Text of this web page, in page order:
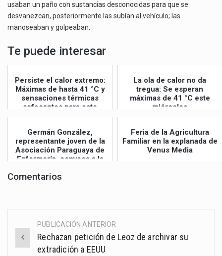
usaban un paño con sustancias desconocidas para que se
desvanezcan, posteriormente las subían al vehículo; las
manoseaban y golpeaban.
Te puede interesar
Persiste el calor extremo:
Máximas de hasta 41 °C y
sensaciones térmicas
sofocantes para este
La ola de calor no da
tregua: Se esperan
máximas de 41 °C este
miércoles
Germán González,
representante joven de la
Asociación Paraguaya de
Enfermería, convoca a la
Feria de la Agricultura
Familiar en la explanada de
Venus Media
Comentarios
Post
navigation
PUBLICACIÓN ANTERIOR
Rechazan petición de Leoz de archivar su
extradición a EEUU